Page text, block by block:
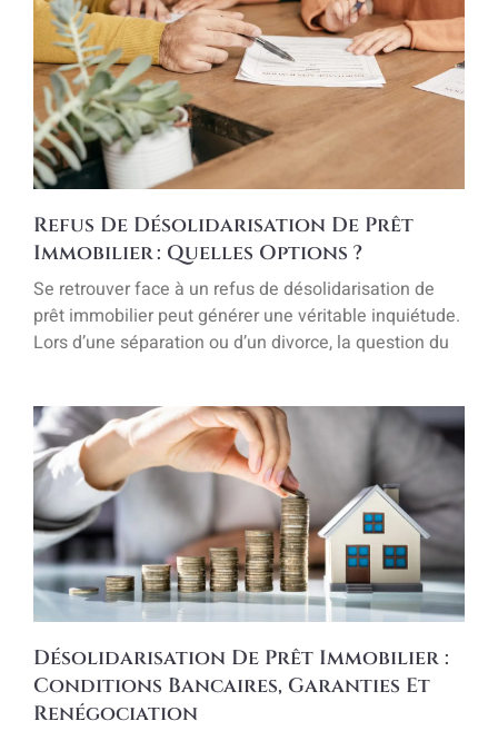
Refus De Désolidarisation De Prêt
Immobilier : Quelles Options ?
Se retrouver face à un refus de désolidarisation de
prêt immobilier peut générer une véritable inquiétude.
Lors d’une séparation ou d’un divorce, la question du
Désolidarisation De Prêt Immobilier :
Conditions Bancaires, Garanties Et
Renégociation